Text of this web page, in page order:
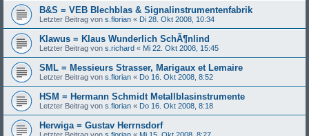
B&S = VEB Blechblas & Signalinstrumentenfabrik
Letzter Beitrag von s.florian « Di 28. Okt 2008, 10:34
Klawus = Klaus Wunderlich SchÃ¶nlind
Letzter Beitrag von s.richard « Mi 22. Okt 2008, 15:45
SML = Messieurs Strasser, Marigaux et Lemaire
Letzter Beitrag von s.florian « Do 16. Okt 2008, 8:52
HSM = Hermann Schmidt Metallblasinstrumente
Letzter Beitrag von s.florian « Do 16. Okt 2008, 8:18
Herwiga = Gustav Herrnsdorf
Letzter Beitrag von s.florian « Mi 15. Okt 2008, 8:27